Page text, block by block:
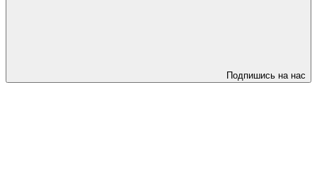
Подпишись на нас